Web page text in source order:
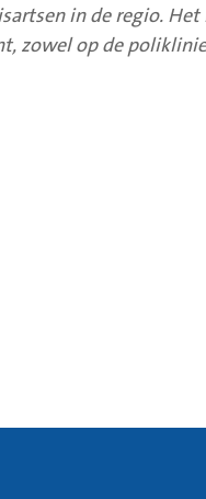
in de regio.
zowel op de